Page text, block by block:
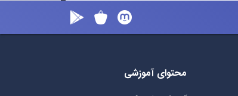
محتوای آموزشی